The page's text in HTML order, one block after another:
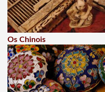
Os Chinois